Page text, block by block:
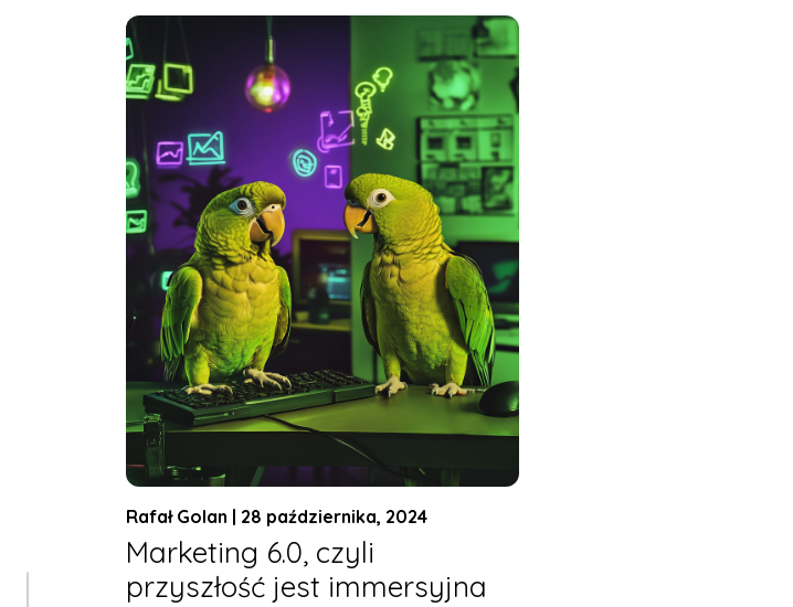
Rafał Golan | 28 października, 2024
Marketing 6.0, czyli
przyszłość jest immersyjna